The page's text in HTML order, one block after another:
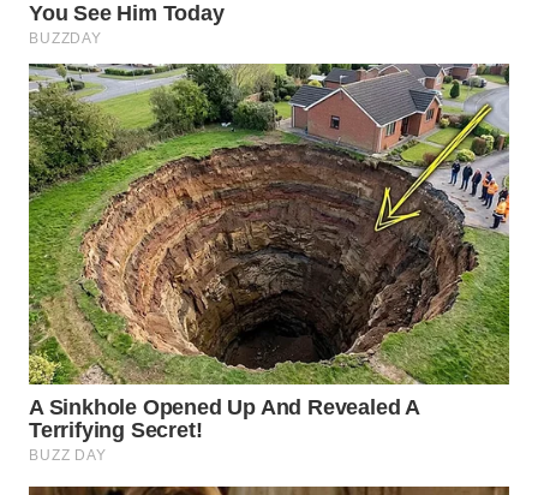
WAHANA
LISTRIK
WAHANA
TRAVEL
WAHANA
TV
WAHANANEWS
ID
CO ID
WAHANANEWS